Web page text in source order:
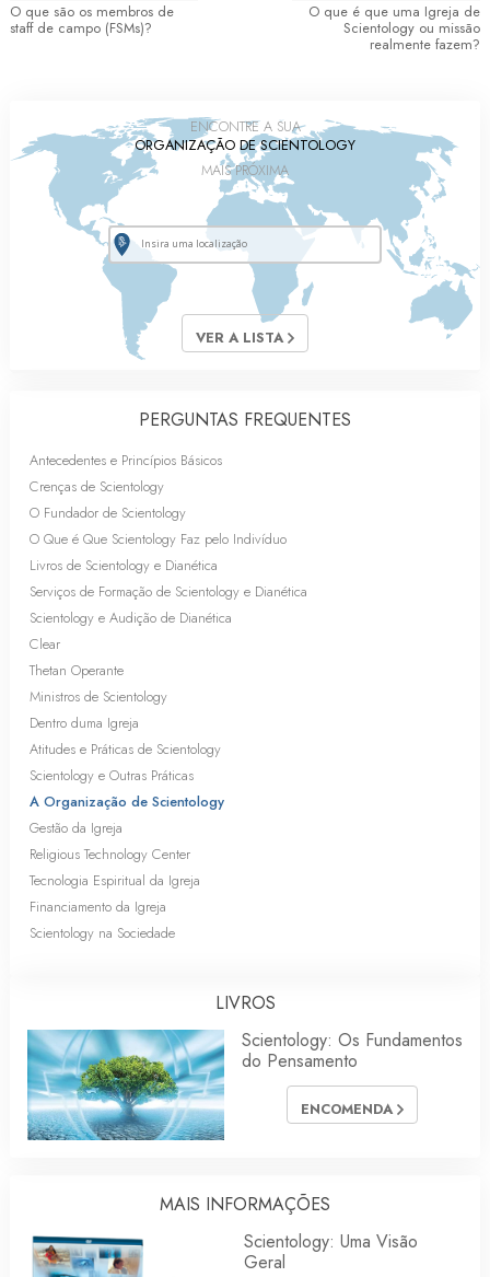
O que são os membros de
staff de campo (FSMs)?
O que é que uma Igreja de
Scientology ou missão
realmente fazem?
ENCONTRE A SUA
ORGANIZAÇÃO DE SCIENTOLOGY
MAIS PRÓXIMA
VER A LISTA
PERGUNTAS FREQUENTES
Antecedentes e Princípios Básicos
Crenças de Scientology
O Fundador de Scientology
O Que é Que Scientology Faz pelo Indivíduo
Livros de Scientology e Dianética
Serviços de Formação de Scientology e Dianética
Scientology e Audição de Dianética
Clear
Thetan Operante
Ministros de Scientology
Dentro duma Igreja
Atitudes e Práticas de Scientology
Scientology e Outras Práticas
A Organização de Scientology
Gestão da Igreja
Religious Technology Center
Tecnologia Espiritual da Igreja
Financiamento da Igreja
Scientology na Sociedade
LIVROS
Scientology: Os Fundamentos
do Pensamento
ENCOMENDA
MAIS INFORMAÇÕES
Scientology: Uma Visão
Geral